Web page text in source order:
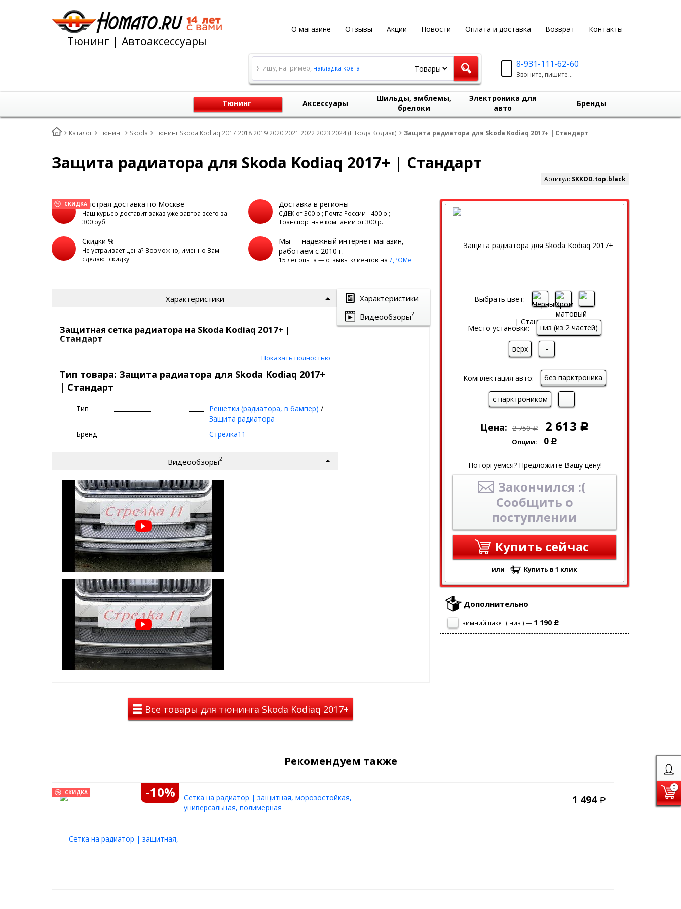
0
О магазине Отзывы Акции Новости Оплата и доставка Возврат Контакты
Тюнинг | Автоаксессуары
8-931-111-62-60
Звоните, пишите...
Я ищу, например, накладка крета
Тюнинг Аксессуары
Шильды, эмблемы,
брелоки
Электроника для
авто
Бренды
Каталог Тюнинг Skoda Тюнинг Skoda Kodiaq 2017 2018 2019 2020 2021 2022 2023 2024 (Шкода Кодиак) Защита радиатора для Skoda Kodiaq 2017+ | Стандарт
Защита радиатора для Skoda Kodiaq 2017+ | Стандарт
Артикул: SKKOD.top.black
СКИДКА
Выбрать цвет:
Место установки: низ (из 2 частей)
верх -
Комплектация авто: без парктроника
с парктроником -
Цена: 2 750 Р 2 613 Р
Опции: 0 Р
Поторгуемся? Предложите Вашу цену!
Закончился :(
Сообщить о
поступлении
Купить сейчас
или Купить в 1 клик
Дополнительно
зимний пакет ( низ ) — 1 190 Р
Быстрая доставка по Москве
Наш курьер доставит заказ уже завтра всего за
300 руб.
Доставка в регионы
СДЕК от 300 р.; Почта России - 400 р.;
Транспортные компании от 300 р.
Скидки %
Не устраивает цена? Возможно, именно Вам
сделают скидку!
Мы — надежный интернет-магазин,
работаем с 2010 г.
15 лет опыта — отзывы клиентов на ДРОМе
Характеристики
Видеообзоры2
Характеристики
Защитная сетка радиатора на Skoda Kodiaq 2017+ |
Стандарт
Сетка на радиатор Skoda Kodiaq 2017+ защитит ваш автомобиль от насекомых,
камней, мусора и выглядит просто отлично!
Самый продаваемый вариант среди защитных сеток на сегодня.
СТАНДАРТ
кант сетки:квадратный, из резины (10x5 мм)
Защита радиатора для Skoda Kodiaq 2017+ | Стандарт
легко устанавливается
без снятия бампера
не мешает воздушным потокам
добавит эксклюзивности внешнему виду Вашего авто
а главное:реально защитит ваш радиатор !
* также доступна опция - зимний пакет
ВАЖНО!!!УстанавливаетсяТОЛЬКОна защитную сетку радиатора данного
производителя
Зимний пакет (зимние заглушки поверх защитной сетки):
защита радиатора в минусовую погоду от снежно-грязевых мас, реагентов
и т.д.
помогает сохранить тепло в моторном отсеке
простая САМОСТОЯТЕЛЬНАЯ установка, крепится пластиковыми винтами в
ячейку защитной сетки радиатора
Пример установки зимнего пакета:
Показать полностью
Тип товара: Защита радиатора для Skoda Kodiaq 2017+
| Стандарт
Тип Решетки (радиатора, в бампер) /
Защита радиатора
Бренд
Стрелка11
Видеообзоры2
Все товары для тюнинга Skoda Kodiaq 2017+
Рекомендуем также
СКИДКА -10%
Cетка на радиатор | защитная, морозостойкая,
универсальная, полимерная
1 494 Р